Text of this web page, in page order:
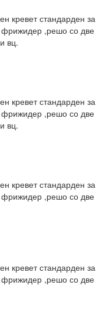
кревет стандарден
,решо со
вц.
кревет стандарден
,решо со
вц.
кревет стандарден
,решо со
кревет стандарден
,решо со